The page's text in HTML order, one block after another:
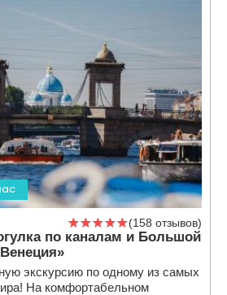
158 отзывов
по каналам и Большой
экскурсию по одному из самых
На комфортабельном